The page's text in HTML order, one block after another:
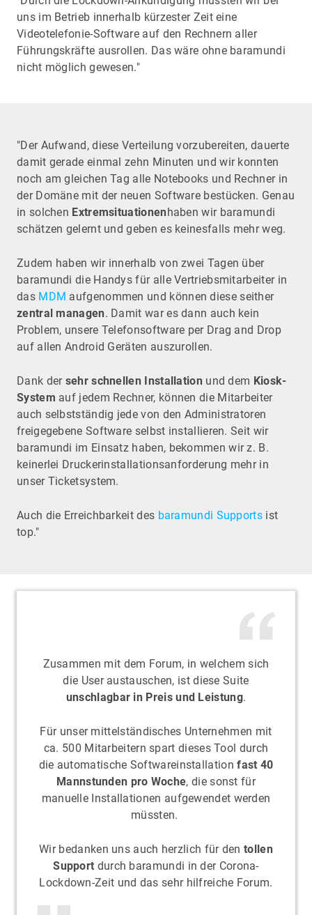
uns im Betrieb innerhalb kürzester Zeit eine
Videotelefonie-Software auf den Rechnern aller
Führungskräfte ausrollen. Das wäre ohne baramundi
nicht möglich gewesen."
"Der Aufwand, diese Verteilung vorzubereiten, dauerte
damit gerade einmal zehn Minuten und wir konnten
noch am gleichen Tag alle Notebooks und Rechner in
der Domäne mit der neuen Software bestücken. Genau
in solchen Extremsituationenhaben wir baramundi
schätzen gelernt und geben es keinesfalls mehr weg.
Zudem haben wir innerhalb von zwei Tagen über
baramundi die Handys für alle Vertriebsmitarbeiter in
das MDM aufgenommen und können diese seither
zentral managen. Damit war es dann auch kein
Problem, unsere Telefonsoftware per Drag and Drop
auf allen Android Geräten auszurollen.
Dank der sehr schnellen Installation und dem Kiosk-
System auf jedem Rechner, können die Mitarbeiter
auch selbstständig jede von den Administratoren
freigegebene Software selbst installieren. Seit wir
baramundi im Einsatz haben, bekommen wir z. B.
keinerlei Druckerinstallationsanforderung mehr in
unser Ticketsystem.
Auch die Erreichbarkeit des baramundi Supports ist
top."
Zusammen mit dem Forum, in welchem sich
die User austauschen, ist diese Suite
unschlagbar in Preis und Leistung.
Für unser mittelständisches Unternehmen mit
ca. 500 Mitarbeitern spart dieses Tool durch
die automatische Softwareinstallationfast 40
Mannstunden pro Woche, die sonst für
manuelle Installationen aufgewendet werden
müssten.
Wir bedanken uns auch herzlich für dentollen
Support durch baramundi in der Corona-
Lockdown-Zeit und das sehr hilfreiche Forum.